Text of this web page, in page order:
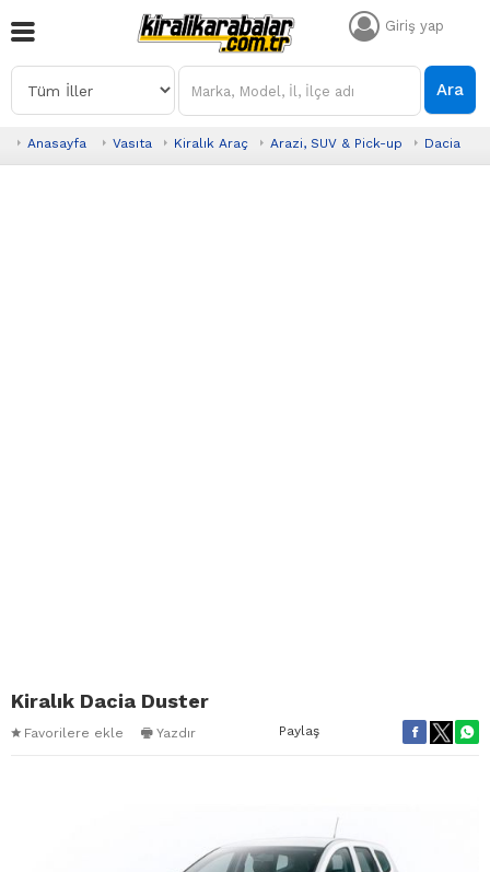
Giriş yap
Ara
Anasayfa Vasıta Kiralık Araç Arazi, SUV & Pick-up Dacia
Kiralık Dacia Duster
Favorilere ekle Yazdır Paylaş